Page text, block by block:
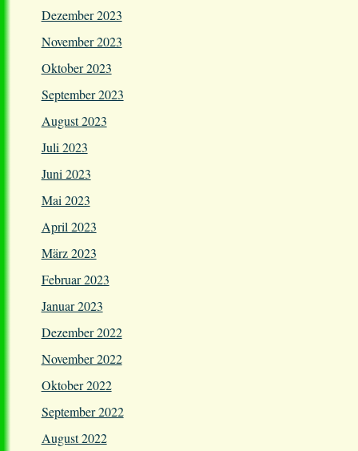
Dezember 2023
November 2023
Oktober 2023
September 2023
August 2023
Juli 2023
Juni 2023
Mai 2023
April 2023
März 2023
Februar 2023
Januar 2023
Dezember 2022
November 2022
Oktober 2022
September 2022
August 2022